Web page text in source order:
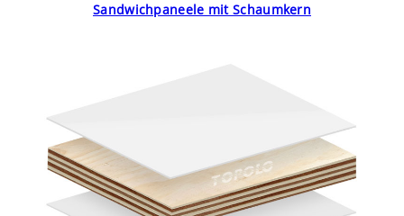
Sandwichpaneele mit Schaumkern